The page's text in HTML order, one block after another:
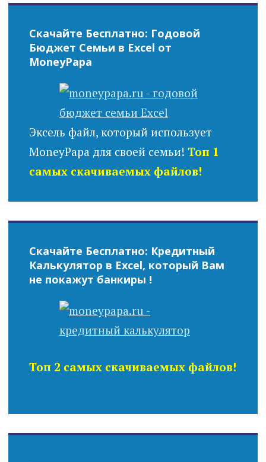
Скачайте Бесплатно: Годовой
Бюджет Семьи в Excel от
MoneyPapa
Эксель файл, который использует
MoneyPapa для своей семьи! Топ 1
самых скачиваемых файлов!
Скачайте Бесплатно: Кредитный
Калькулятор в Excel, который Вам
не покажут банкиры !
Топ 2 самых скачиваемых файлов!